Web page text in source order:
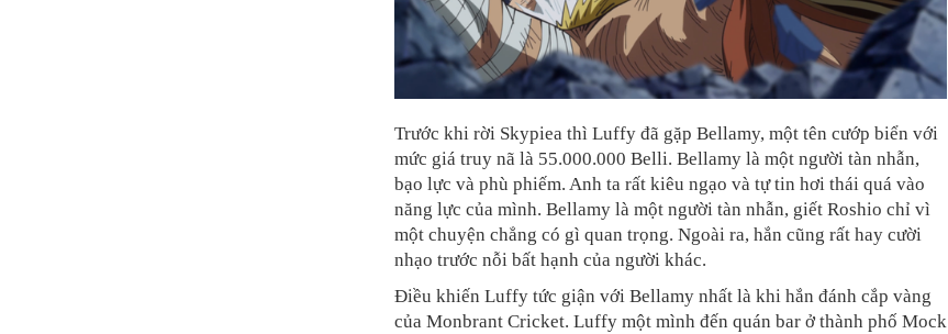
Trước khi rời Skypiea thì Luffy đã gặp Bellamy, một tên cướp biển với
mức giá truy nã là 55.000.000 Belli. Bellamy là một người tàn nhẫn,
bạo lực và phù phiếm. Anh ta rất kiêu ngạo và tự tin hơi thái quá vào
năng lực của mình. Bellamy là một người tàn nhẫn, giết Roshio chỉ vì
một chuyện chẳng có gì quan trọng. Ngoài ra, hắn cũng rất hay cười
nhạo trước nỗi bất hạnh của người khác.
Điều khiến Luffy tức giận với Bellamy nhất là khi hắn đánh cắp vàng
của Monbrant Cricket. Luffy một mình đến quán bar ở thành phố Mock